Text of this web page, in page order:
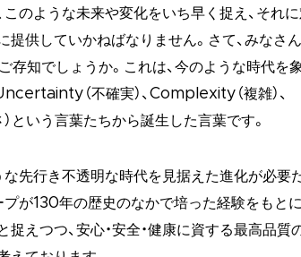
のような未来や変化をいち早く捉え、それ
提供していかねばなりません。さて、みなさ
知でしょうか。これは、今のような時代を
（不確実）、Complexity（複雑）、
という言葉たちから誕生した言葉です。
な先行き不透明な時代を見据えた進化が必要
プが130年の歴史のなかで培った経験をもと
えつつ、安心・安全・健康に資する最高品質